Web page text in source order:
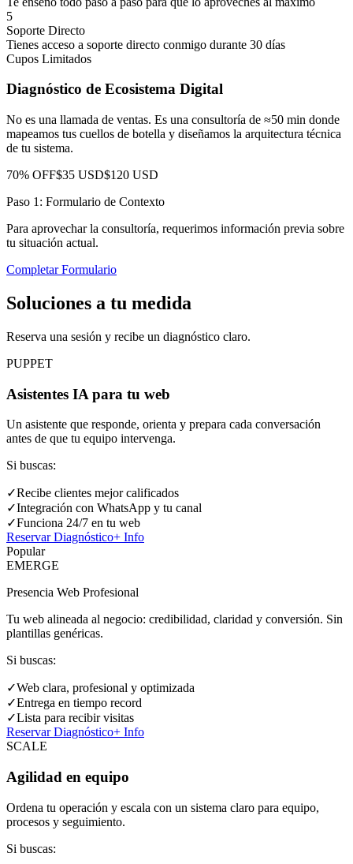
5
Soporte Directo
Tienes acceso a soporte directo conmigo durante 30 días
Cupos Limitados
Diagnóstico de Ecosistema Digital
No es una llamada de ventas. Es una consultoría de ≈50 min donde
mapeamos tus cuellos de botella y diseñamos la arquitectura técnica
de tu sistema.
70% OFF$35 USD$120 USD
Paso 1: Formulario de Contexto
Para aprovechar la consultoría, requerimos información previa sobre
tu situación actual.
Completar Formulario
Soluciones a tu medida
Reserva una sesión y recibe un diagnóstico claro.
PUPPET
Asistentes IA para tu web
Un asistente que responde, orienta y prepara cada conversación
antes de que tu equipo intervenga.
Si buscas:
✓Recibe clientes mejor calificados
✓Integración con WhatsApp y tu canal
✓Funciona 24/7 en tu web
Reservar Diagnóstico+ Info
Popular
EMERGE
Presencia Web Profesional
Tu web alineada al negocio: credibilidad, claridad y conversión. Sin
plantillas genéricas.
Si buscas:
✓Web clara, profesional y optimizada
✓Entrega en tiempo record
✓Lista para recibir visitas
Reservar Diagnóstico+ Info
SCALE
Agilidad en equipo
Ordena tu operación y escala con un sistema claro para equipo,
procesos y seguimiento.
Si buscas: